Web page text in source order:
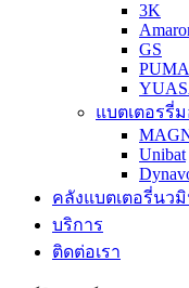
3K
GS
PUMA
แบตเตอรรี่
Unibat
คลังแบตเตอรี่นว
บริการ
ติดต่อเรา